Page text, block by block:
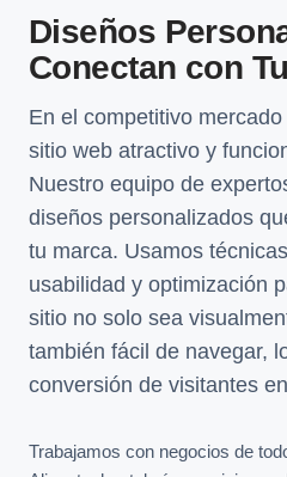
Diseños
Conectan con
En el competitivo
sitio web atractivo y
Nuestro equipo de
diseños personalizados
tu marca. Usamos
usabilidad y optimización
sitio no solo sea
también fácil de navegar,
conversión de visitantes
Trabajamos con negocios de